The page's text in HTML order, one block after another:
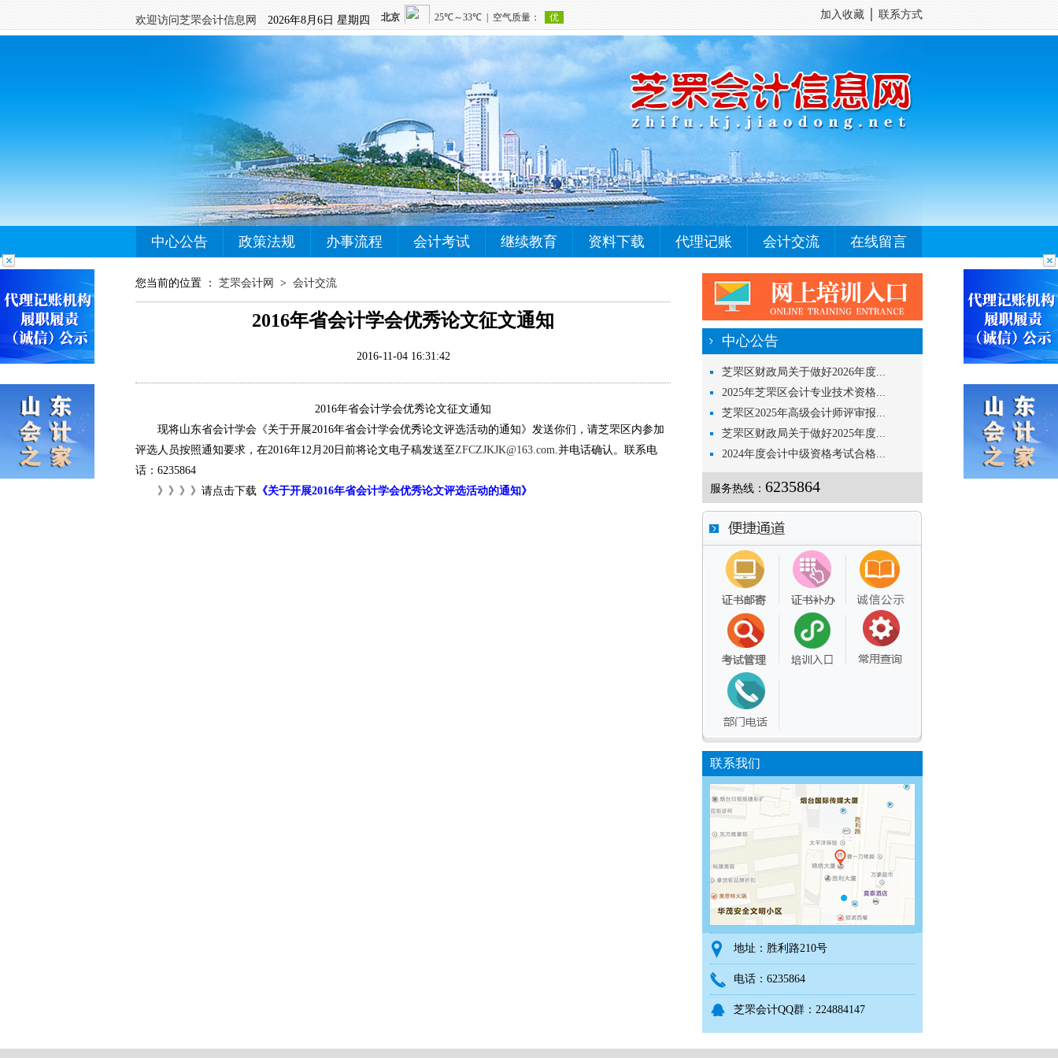
欢迎访问芝罘会计信息网 2026年8月6日 星期四 加入收藏│联系方式
中心公告 政策法规 办事流程 会计考试 继续教育 资料下载 代理记账 会计交流 在线留言
您当前的位置 ： 芝罘会计网 > 会计交流
2016年省会计学会优秀论文征文通知
2016-11-04 16:31:42
2016年省会计学会优秀论文征文通知
现将山东省会计学会《关于开展2016年省会计学会优秀论文评选活动的通知》发送你们，请芝罘区内参加
评选人员按照通知要求，在2016年12月20日前将论文电子稿发送至ZFCZJKJK@163.com.并电话确认。联系电
话：6235864
》》》》请点击下载 《关于开展2016年省会计学会优秀论文评选活动的通知》
中心公告
芝罘区财政局关于做好2026年度...
2025年芝罘区会计专业技术资格...
芝罘区2025年高级会计师评审报...
芝罘区财政局关于做好2025年度...
2024年度会计中级资格考试合格...
服务热线： 6235864
联系我们
地址：胜利路210号
电话：6235864
芝罘会计QQ群：224884147